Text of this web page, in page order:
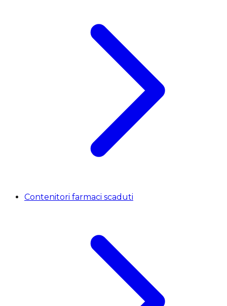
Contenitori farmaci scaduti